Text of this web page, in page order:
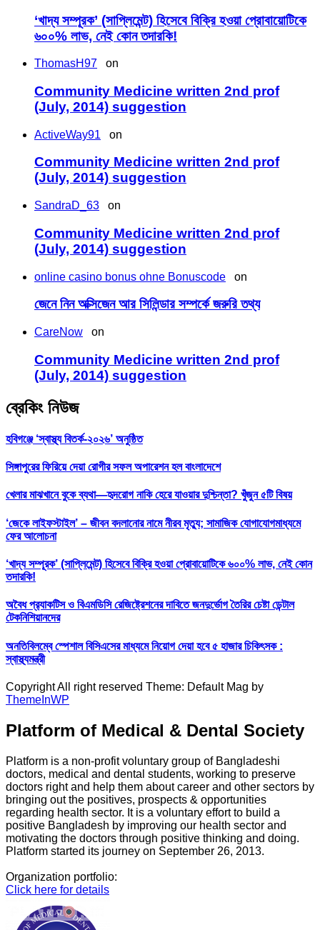
‘খাদ্য সম্পূরক’ (সাপ্লিমেন্ট) হিসেবে বিক্রি হওয়া প্রোবায়োটিকে
৬০০% লাভ, নেই কোন তদারকি!
ThomasH97 on
Community Medicine written 2nd prof
(July, 2014) suggestion
ActiveWay91 on
Community Medicine written 2nd prof
(July, 2014) suggestion
SandraD_63 on
Community Medicine written 2nd prof
(July, 2014) suggestion
online casino bonus ohne Bonuscode on
জেনে নিন অক্সিজেন আর সিলিন্ডার সম্পর্কে জরুরি তথ্য
CareNow on
Community Medicine written 2nd prof
(July, 2014) suggestion
ব্রেকিং নিউজ
হবিগঞ্জে ‘স্বাস্থ্য বিতর্ক-২০২৬’ অনুষ্ঠিত
সিঙ্গাপুরের ফিরিয়ে দেয়া রোগীর সফল অপারেশন হল বাংলাদেশে
খেলার মাঝখানে বুকে ব্যথা—হৃদরোগ নাকি হেরে যাওয়ার দুশ্চিন্তা? খুঁজুন ৫টি বিষয়
‘জেকে লাইফস্টাইল’ – জীবন বদলানোর নামে নীরব মৃত্যু; সামাজিক যোগাযোগমাধ্যমে
ফের আলোচনা
‘খাদ্য সম্পূরক’ (সাপ্লিমেন্ট) হিসেবে বিক্রি হওয়া প্রোবায়োটিকে ৬০০% লাভ, নেই কোন
তদারকি!
অবৈধ প্র‍্যাকটিস ও বিএমডিসি রেজিষ্ট্রেশনের দাবিতে জনদুর্ভোগ তৈরির চেষ্টা ডেন্টাল
টেকনিশিয়ানদের
অনতিবিলম্বে স্পেশাল বিসিএসের মাধ্যমে নিয়োগ দেয়া হবে ৫ হাজার চিকিৎসক :
স্বাস্থ্যমন্ত্রী
Copyright All right reserved Theme: Default Mag by
ThemeInWP
Platform of Medical & Dental Society
Platform is a non-profit voluntary group of Bangladeshi
doctors, medical and dental students, working to preserve
doctors right and help them about career and other sectors by
bringing out the positives, prospects & opportunities
regarding health sector. It is a voluntary effort to build a
positive Bangladesh by improving our health sector and
motivating the doctors through positive thinking and doing.
Platform started its journey on September 26, 2013.
Organization portfolio:
Click here for details